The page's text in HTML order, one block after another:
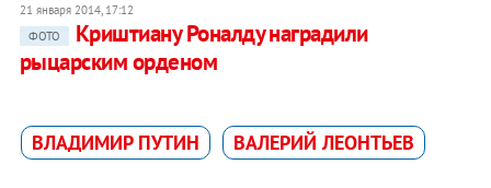
21 января 2014, 17:12
ФОТО
Криштиану Роналду наградили
рыцарским орденом
ВЛАДИМИР ПУТИН ВАЛЕРИЙ ЛЕОНТЬЕВ